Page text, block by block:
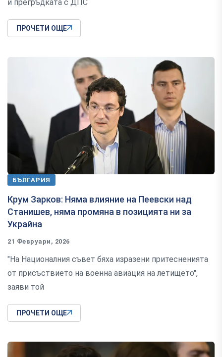
и прегръдката с ДПС
ПРОЧЕТИ ОЩЕ
БЪЛГАРИЯ
Крум Зарков: Няма влияние на Пеевски над
Станишев, няма промяна в позицията ни за
Украйна
21 Февруари, 2026
"На Националния съвет бяха изразени притесненията
от присъствието на военна авиация на летището",
заяви той
ПРОЧЕТИ ОЩЕ